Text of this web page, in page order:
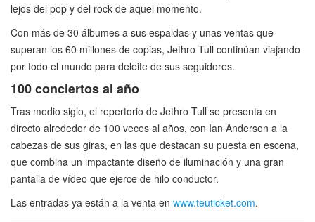
lejos del pop y del rock de aquel momento.
Con más de 30 álbumes a sus espaldas y unas ventas que
superan los 60 millones de copias, Jethro Tull continúan viajando
por todo el mundo para deleite de sus seguidores.
100 conciertos al año
Tras medio siglo, el repertorio de Jethro Tull se presenta en
directo alrededor de 100 veces al años, con Ian Anderson a la
cabezas de sus giras, en las que destacan su puesta en escena,
que combina un impactante diseño de iluminación y una gran
pantalla de vídeo que ejerce de hilo conductor.
Las entradas ya están a la venta en www.teuticket.com.